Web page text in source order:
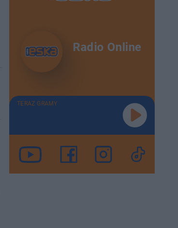
Radio Online
TERAZ GRAMY